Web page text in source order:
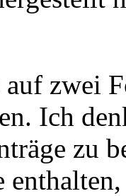
zwei
Ich
zu